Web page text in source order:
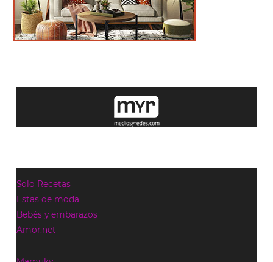
Solo Recetas
Estas de moda
Bebés y embarazos
Amor.net